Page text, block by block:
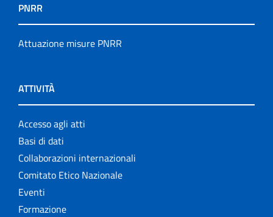
PNRR
Attuazione misure PNRR
ATTIVITÀ
Accesso agli atti
Basi di dati
Collaborazioni internazionali
Comitato Etico Nazionale
Eventi
Formazione